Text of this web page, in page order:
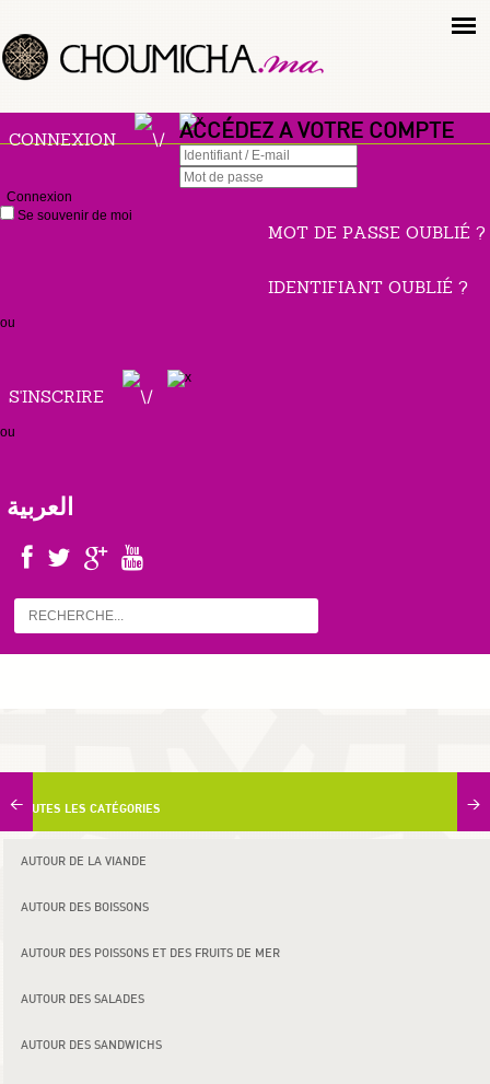
CONNEXION ACCÉDEZ A VOTRE COMPTE
Connexion
Se souvenir de moi
MOT DE PASSE OUBLIÉ ?
IDENTIFIANT OUBLIÉ ?
ou
S'INSCRIRE
ou
العربية
TOUTES LES CATÉGORIES
AUTOUR DE LA VIANDE
AUTOUR DES BOISSONS
AUTOUR DES POISSONS ET DES FRUITS DE MER
AUTOUR DES SALADES
AUTOUR DES SANDWICHS
< >